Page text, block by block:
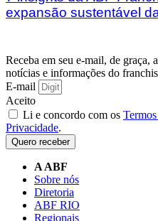
expansão sustentável
Receba em seu e-mail, de
notícias e informações do
E-mail
Aceito
Li e concordo com os
Privacidade.
Quero receber
A ABF
Sobre nós
Diretoria
ABF RIO
Regionais